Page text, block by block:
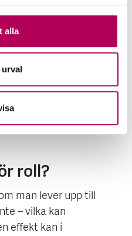
alla
som nu ska beslutas
bli aktuellt att
ohållbara. Det är
är ohållbar bara
för taxonomin, vilket
förklarar Karl-Oskar
roll?
man lever upp till
– vilka kan
effekt kan i